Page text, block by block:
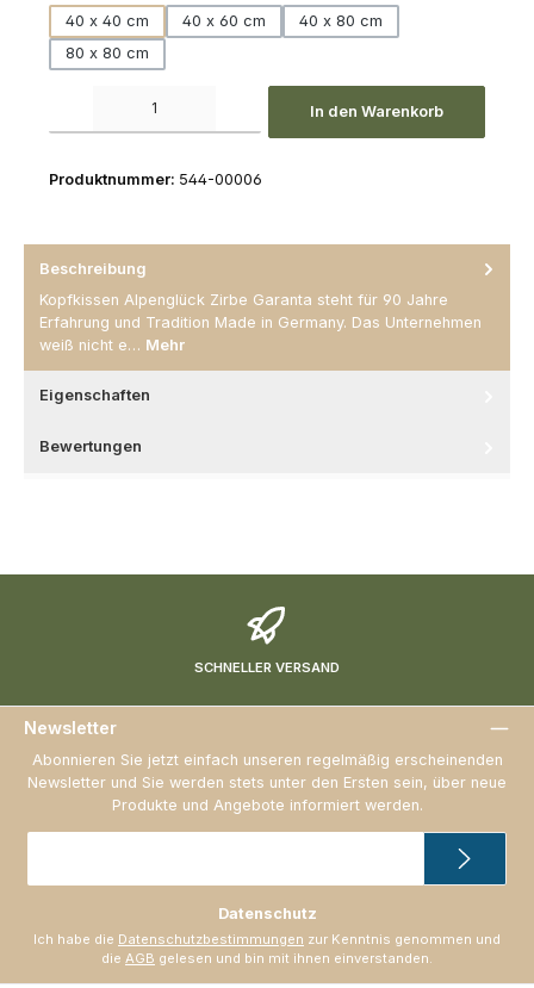
40 x 40 cm
40 x 60 cm
40 x 80 cm
80 x 80 cm
In den Warenkorb
Produktnummer: 544-00006
Beschreibung
Kopfkissen Alpenglück Zirbe Garanta steht für 90 Jahre
Erfahrung und Tradition Made in Germany. Das Unternehmen
weiß nicht e… Mehr
Eigenschaften
Bewertungen
SCHNELLER VERSAND
Newsletter
Abonnieren Sie jetzt einfach unseren regelmäßig erscheinenden
Newsletter und Sie werden stets unter den Ersten sein, über neue
Produkte und Angebote informiert werden.
Datenschutz
Ich habe die Datenschutzbestimmungen zur Kenntnis genommen und
die AGB gelesen und bin mit ihnen einverstanden.